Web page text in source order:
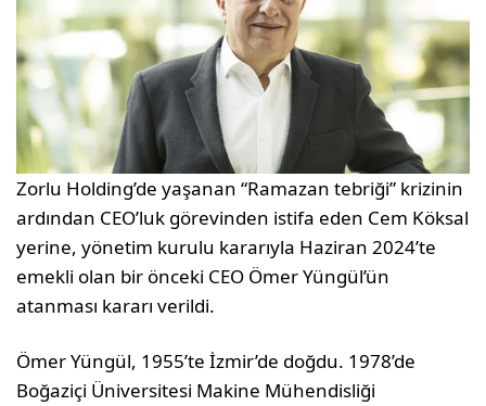
Zorlu Holding’de yaşanan “Ramazan tebriği” krizinin
ardından CEO’luk görevinden istifa eden Cem Köksal
yerine, yönetim kurulu kararıyla Haziran 2024’te
emekli olan bir önceki CEO Ömer Yüngül’ün
atanması kararı verildi.
Ömer Yüngül, 1955’te İzmir’de doğdu. 1978’de
Boğaziçi Üniversitesi Makine Mühendisliği